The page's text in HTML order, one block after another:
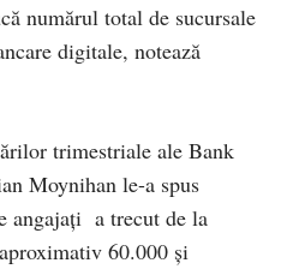
numărul total de sucursale
digitale, notează
trimestriale ale Bank
Moynihan le-a spus
angajați a trecut de la
60.000 și